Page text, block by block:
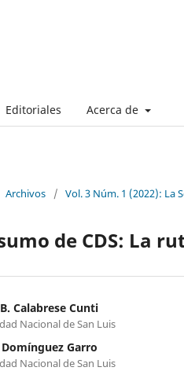
Editoriales Acerca de
Archivos / Vol. 3 Núm. 1 (2022): La
de CDS: La
Calabrese Cunti
Nacional de San Luis
Garro
Nacional de San Luis